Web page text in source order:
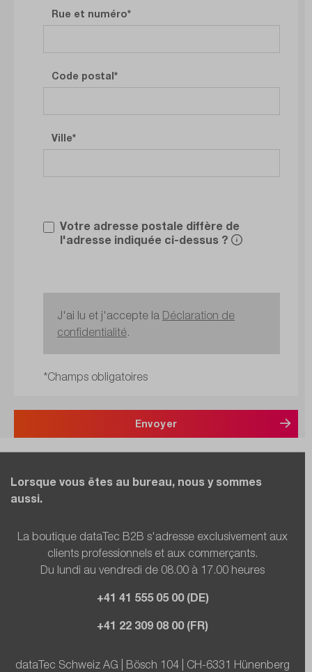
Rue et numéro
Code postal
Ville
Votre adresse postale diffère de
l'adresse indiquée ci-dessus ?
J'ai lu et j'accepte la Déclaration de
confidentialité.
*Champs obligatoires
Envoyer
Lorsque vous êtes au bureau, nous y sommes
aussi.
La boutique dataTec B2B s'adresse exclusivement aux
clients professionnels et aux commerçants.
Du lundi au vendredi de 08.00 à 17.00 heures
+41 41 555 05 00 (DE)
+41 22 309 08 00 (FR)
dataTec Schweiz AG | Bösch 104 | CH-6331 Hünenberg